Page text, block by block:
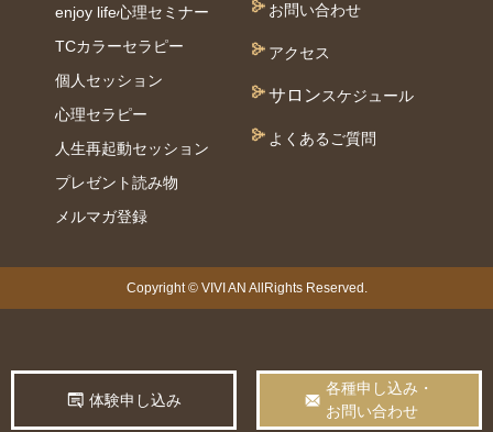
体験申し込み
各種申し込み・
お問い合わせ
enjoy life心理セミナー
TCカラーセラピー
個⼈セッション
⼼理セラピー
人生再起動セッション
プレゼント読み物
メルマガ登録
お問い合わせ
アクセス
サロンスケジュール
よくあるご質問
Copyright © VIVI AN AllRights Reserved.